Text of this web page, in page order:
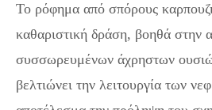
Το ρόφημα από σπόρους
καθαριστική δράση, βοηθά στην
συσσωρευμένων άχρηστων
βελτιώνει την λειτουργία των